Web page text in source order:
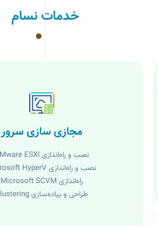
خدمات نسام
مجازی سازی سرور
نصب و راه‌اندازی VMware ESXI
نصب و راه‌اندازی Microsoft HyperV
راه‌اندازی Microsoft SCVM
طراحی و پیاده‌سازی Clustering